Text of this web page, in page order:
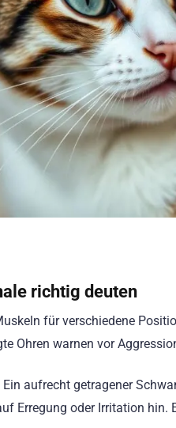
richtig deuten
für verschiedene
Ohren warnen vor
aufrecht getragener
Erregung oder Irritation hin.